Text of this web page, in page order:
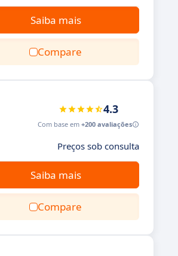
Saiba mais
Compare
4.3
Com base em +200 avaliações
Preços sob consulta
Saiba mais
Compare